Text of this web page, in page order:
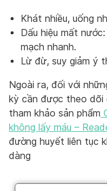
Khát nhiều, uống
Dấu hiệu mất
mạch nhanh.
Lừ đừ, suy giảm ý
Ngoài ra, đối với
kỳ cần được theo dõi
tham khảo sản phẩm
không lấy máu –
đường huyết liên tục
dàng